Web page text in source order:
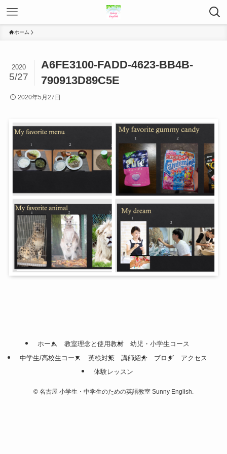
ホーム
A6FE3100-FADD-4623-BB4B-
790913D89C5E
2020
5/27
2020年5月27日
ホーム 教室理念と使用教材
幼児・小学生コース
中学生/高校生コース
英検対策 講師紹介 ブログ
アクセス
体験レッスン
© 名古屋 小学生・中学生のための英語教室 Sunny English.